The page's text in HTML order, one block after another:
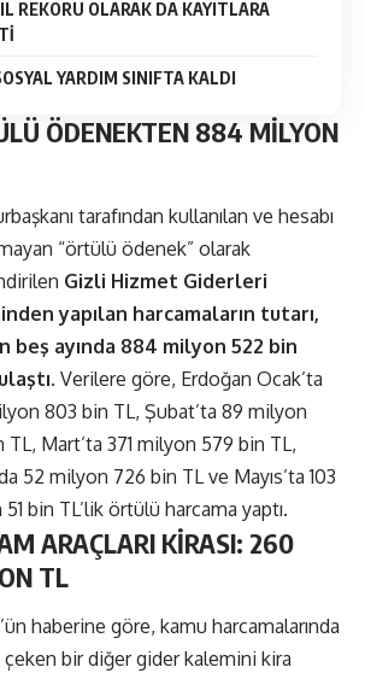
REKORU OLARAK DA KAYITLARA
YARDIM SINIFTA KALDI
ÖDENEKTEN 884 MİLYON
tarafından kullanılan ve hesabı
“örtülü ödenek” olarak
Gizli Hizmet Giderleri
yapılan harcamaların tutarı,
beş ayında 884 milyon 522 bin
. Verilere göre, Erdoğan Ocak’ta
803 bin TL, Şubat’ta 89 milyon
TL, Mart’ta 371 milyon 579 bin TL,
52 milyon 726 bin TL ve Mayıs’ta 103
bin TL’lik örtülü harcama yaptı.
ARAÇLARI KİRASI: 260
TL
haberine göre, kamu harcamalarında
bir diğer gider kalemini kira